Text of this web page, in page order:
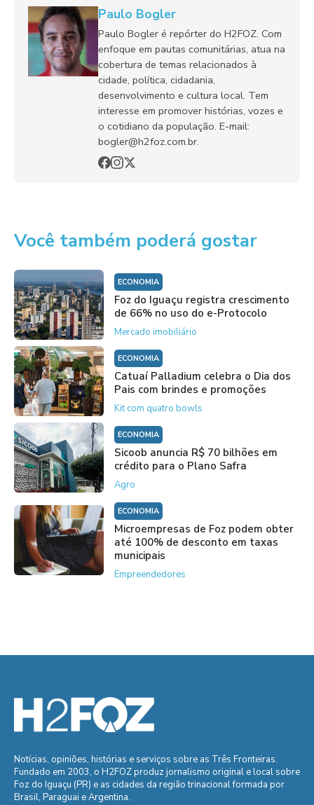
Paulo Bogler
Paulo Bogler é repórter do H2FOZ. Com
enfoque em pautas comunitárias, atua na
cobertura de temas relacionados à
cidade, política, cidadania,
desenvolvimento e cultura local. Tem
interesse em promover histórias, vozes e
o cotidiano da população. E-mail:
bogler@h2foz.com.br.
Você também poderá gostar
ECONOMIA
Foz do Iguaçu registra crescimento
de 66% no uso do e-Protocolo
Mercado imobiliário
ECONOMIA
Catuaí Palladium celebra o Dia dos
Pais com brindes e promoções
Kit com quatro bowls
ECONOMIA
Sicoob anuncia R$ 70 bilhões em
crédito para o Plano Safra
Agro
ECONOMIA
Microempresas de Foz podem obter
até 100% de desconto em taxas
municipais
Empreendedores
Notícias, opiniões, histórias e serviços sobre as Três Fronteiras.
Fundado em 2003, o H2FOZ produz jornalismo original e local sobre
Foz do Iguaçu (PR) e as cidades da região trinacional formada por
Brasil, Paraguai e Argentina.